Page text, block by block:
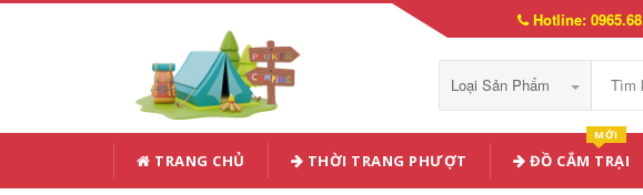
Hotline:
Loại Sản Phẩm
TRANG CHỦ THỜI TRANG PHƯỢT ĐỒ CẮM TRẠI
MỚI